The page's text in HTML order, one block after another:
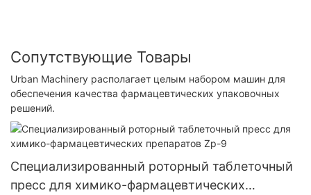
Сопутствующие Товары
Urban Machinery располагает целым набором машин для
обеспечения качества фармацевтических упаковочных
решений.
Специализированный роторный таблеточный
пресс для химико-фармацевтических